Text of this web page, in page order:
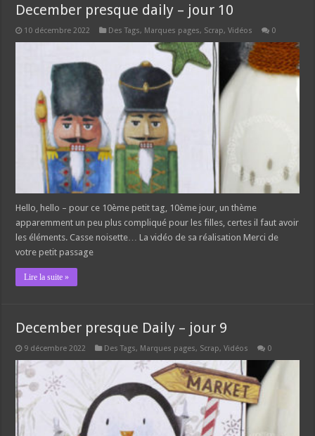
December presque daily – jour 10
10 décembre 2022 Des Tags, Marques pages, Scrap,Vidéos 0
Hello, hello – pour ce 10ème petit tag, 10ème jour, un thème
apparemment un peu plus compliqué pour les filles, certes il faut avoir
les éléments. Casse noisette… La vidéo de sa réalisation Merci de
votre petit passage
Lire la suite »
December presque Daily – jour 9
9 décembre 2022 Des Tags, Marques pages, Scrap,Vidéos 0